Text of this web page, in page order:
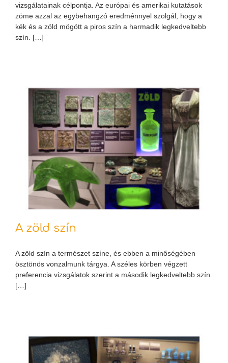
vizsgálatainak célpontja. Az európai és amerikai kutatások
zöme azzal az egybehangzó eredménnyel szolgál, hogy a
kék és a zöld mögött a piros szín a harmadik legkedveltebb
szín. […]
A zöld szín
A zöld szín a természet színe, és ebben a minőségében
ösztönös vonzalmunk tárgya. A széles körben végzett
preferencia vizsgálatok szerint a második legkedveltebb szín.
[…]